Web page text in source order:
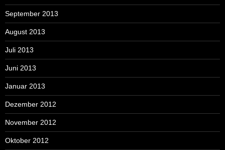
September 2013
August 2013
Juli 2013
Juni 2013
Januar 2013
Dezember 2012
November 2012
Oktober 2012